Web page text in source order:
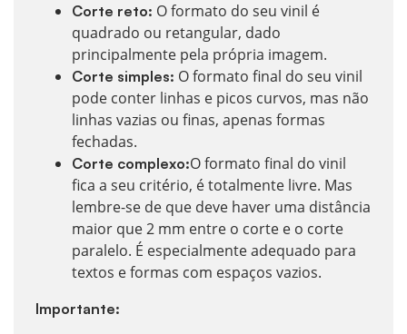
Corte reto: O formato do seu vinil é
quadrado ou retangular, dado
principalmente pela própria imagem.
Corte simples: O formato final do seu vinil
pode conter linhas e picos curvos, mas não
linhas vazias ou finas, apenas formas
fechadas.
Corte complexo:O formato final do vinil
fica a seu critério, é totalmente livre. Mas
lembre-se de que deve haver uma distância
maior que 2 mm entre o corte e o corte
paralelo. É especialmente adequado para
textos e formas com espaços vazios.
Importante: